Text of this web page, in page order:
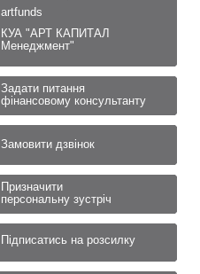
artfunds
КУА "АРТ КАПИТАЛ
Менеджмент"
Задати питання
фінансовому консультанту
Замовити дзвінок
Призначити
персональну зустріч
Підписатись на розсилку